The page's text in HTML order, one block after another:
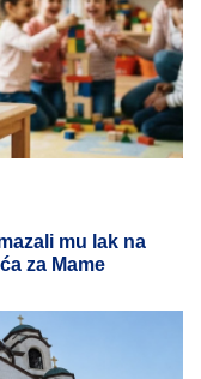
mu lak na
za Mame